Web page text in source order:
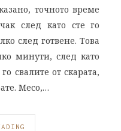
точното време
след като сте го
след готвене. Това
минути, след като
свалите от скарата,
Месо,…